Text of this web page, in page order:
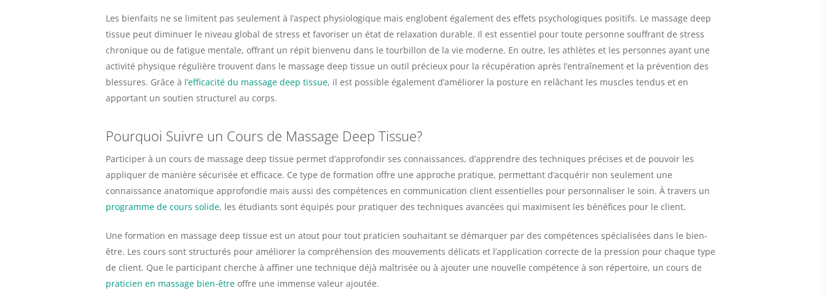
Les bienfaits ne se limitent pas seulement à l’aspect physiologique mais englobent également des effets psychologiques positifs. Le massage deep
tissue peut diminuer le niveau global de stress et favoriser un état de relaxation durable. Il est essentiel pour toute personne souffrant de stress
chronique ou de fatigue mentale, offrant un répit bienvenu dans le tourbillon de la vie moderne. En outre, les athlètes et les personnes ayant une
activité physique régulière trouvent dans le massage deep tissue un outil précieux pour la récupération après l’entraînement et la prévention des
blessures. Grâce à l’efficacité du massage deep tissue, il est possible également d’améliorer la posture en relâchant les muscles tendus et en
apportant un soutien structurel au corps.
Pourquoi Suivre un Cours de Massage Deep Tissue?
Participer à un cours de massage deep tissue permet d’approfondir ses connaissances, d’apprendre des techniques précises et de pouvoir les
appliquer de manière sécurisée et efficace. Ce type de formation offre une approche pratique, permettant d’acquérir non seulement une
connaissance anatomique approfondie mais aussi des compétences en communication client essentielles pour personnaliser le soin. À travers un
programme de cours solide, les étudiants sont équipés pour pratiquer des techniques avancées qui maximisent les bénéfices pour le client.
Une formation en massage deep tissue est un atout pour tout praticien souhaitant se démarquer par des compétences spécialisées dans le bien-
être. Les cours sont structurés pour améliorer la compréhension des mouvements délicats et l’application correcte de la pression pour chaque type
de client. Que le participant cherche à affiner une technique déjà maîtrisée ou à ajouter une nouvelle compétence à son répertoire, un cours de
praticien en massage bien-être offre une immense valeur ajoutée.